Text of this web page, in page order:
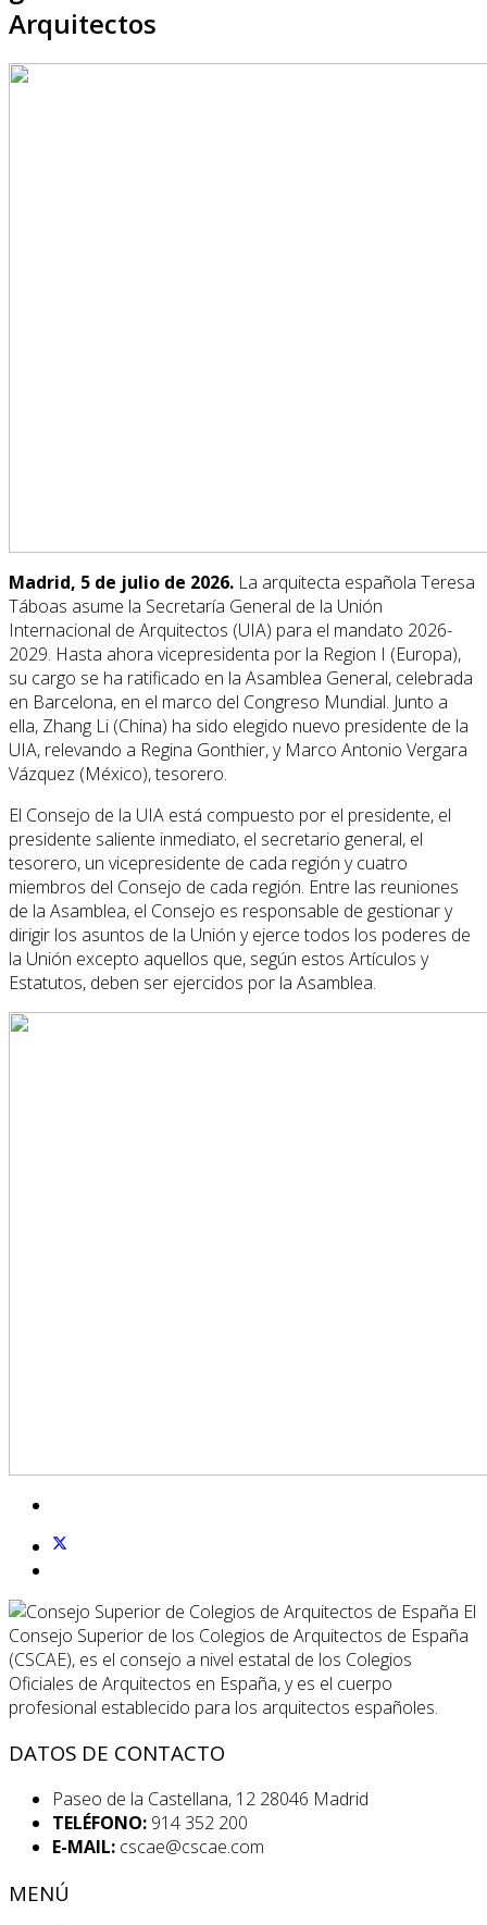
Arquitectos
Madrid, 5 de julio de 2026. La arquitecta española Teresa
Táboas asume la Secretaría General de la Unión
Internacional de Arquitectos (UIA) para el mandato 2026-
2029. Hasta ahora vicepresidenta por la Region I (Europa),
su cargo se ha ratificado en la Asamblea General, celebrada
en Barcelona, en el marco del Congreso Mundial. Junto a
ella, Zhang Li (China) ha sido elegido nuevo presidente de la
UIA, relevando a Regina Gonthier, y Marco Antonio Vergara
Vázquez (México), tesorero.
El Consejo de la UIA está compuesto por el presidente, el
presidente saliente inmediato, el secretario general, el
tesorero, un vicepresidente de cada región y cuatro
miembros del Consejo de cada región. Entre las reuniones
de la Asamblea, el Consejo es responsable de gestionar y
dirigir los asuntos de la Unión y ejerce todos los poderes de
la Unión excepto aquellos que, según estos Artículos y
Estatutos, deben ser ejercidos por la Asamblea.
El
Consejo Superior de los Colegios de Arquitectos de España
(CSCAE), es el consejo a nivel estatal de los Colegios
Oficiales de Arquitectos en España, y es el cuerpo
profesional establecido para los arquitectos españoles.
DATOS DE CONTACTO
Paseo de la Castellana, 12 28046 Madrid
TELÉFONO: 914 352 200
E-MAIL: cscae@cscae.com
MENÚ